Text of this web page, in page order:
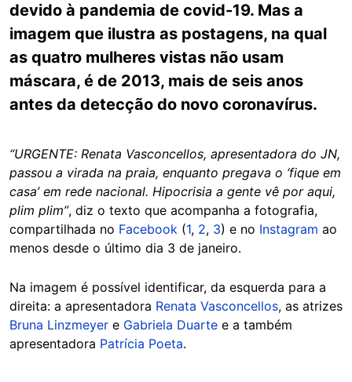
devido à pandemia de covid-19. Mas a
imagem que ilustra as postagens, na qual
as quatro mulheres vistas não usam
máscara, é de 2013, mais de seis anos
antes da detecção do novo coronavírus.
“URGENTE: Renata Vasconcellos, apresentadora do JN,
passou a virada na praia, enquanto pregava o ‘fique em
casa’ em rede nacional. Hipocrisia a gente vê por aqui,
plim plim”, diz o texto que acompanha a fotografia,
compartilhada no Facebook (1, 2, 3) e no Instagram ao
menos desde o último dia 3 de janeiro.
Na imagem é possível identificar, da esquerda para a
direita: a apresentadora Renata Vasconcellos, as atrizes
Bruna Linzmeyer e Gabriela Duarte e a também
apresentadora Patrícia Poeta.